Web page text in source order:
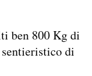
ben 800 Kg di
di